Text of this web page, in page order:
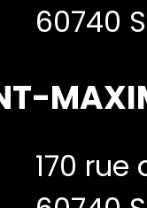
60740
170 rue